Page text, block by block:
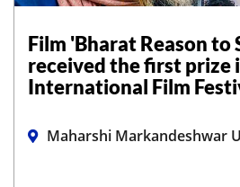
Film 'Bharat Reason to
received the first prize
International Film
Maharshi Markandeshwar